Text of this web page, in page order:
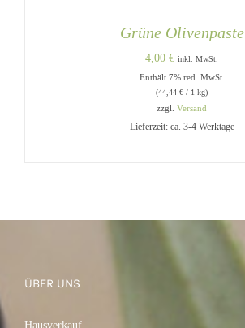
Grüne Olivenpaste
4,00 € inkl. MwSt.
Enthält 7% red. MwSt.
(44,44 € / 1 kg)
zzgl. Versand
Lieferzeit: ca. 3-4 Werktage
ÜBER UNS
Hausverkauf